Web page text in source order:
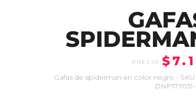
Gafas de spiderman en color negro -